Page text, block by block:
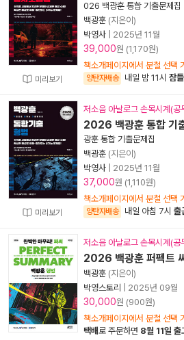
미리보기
026 백광훈 통합 기출문제집
백광훈 (지은이)
박영사
2025년 11월
39,000원 (1,170원)
책소개페이지에서 분철 선택
양탄자배송 내일 밤 11시 잠
미리보기
저소음 아날로그 손목시계(
2026 백광훈 통합 기
광훈 통합 기출문제집
백광훈 (지은이)
박영사
2025년 11월
37,000원 (1,110원)
책소개페이지에서 분철 선택
양탄자배송 내일 아침 7시 출
저소음 아날로그 손목시계(
2026 백광훈 퍼펙트
백광훈 (지은이)
박영스토리
2025년 09월
30,000원 (900원)
책소개페이지에서 분철 선택
택배로 주문하면 8월 11일 출